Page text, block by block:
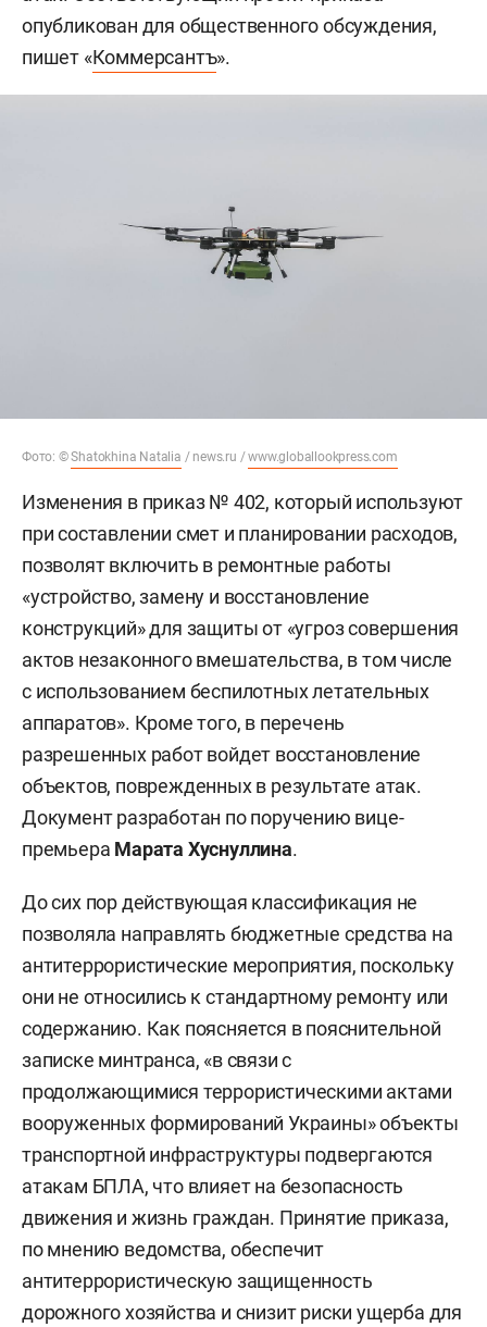
опубликован для общественного обсуждения,
пишет «Коммерсантъ».
Фото: ©Shatokhina Natalia / news.ru /www.globallookpress.com
Изменения в приказ № 402, который используют
при составлении смет и планировании расходов,
позволят включить в ремонтные работы
«устройство, замену и восстановление
конструкций» для защиты от «угроз совершения
актов незаконного вмешательства, в том числе
с использованием беспилотных летательных
аппаратов». Кроме того, в перечень
разрешенных работ войдет восстановление
объектов, поврежденных в результате атак.
Документ разработан по поручению вице-
премьера Марата Хуснуллина.
До сих пор действующая классификация не
позволяла направлять бюджетные средства на
антитеррористические мероприятия, поскольку
они не относились к стандартному ремонту или
содержанию. Как поясняется в пояснительной
записке минтранса, «в связи с
продолжающимися террористическими актами
вооруженных формирований Украины» объекты
транспортной инфраструктуры подвергаются
атакам БПЛА, что влияет на безопасность
движения и жизнь граждан. Принятие приказа,
по мнению ведомства, обеспечит
антитеррористическую защищенность
дорожного хозяйства и снизит риски ущерба для